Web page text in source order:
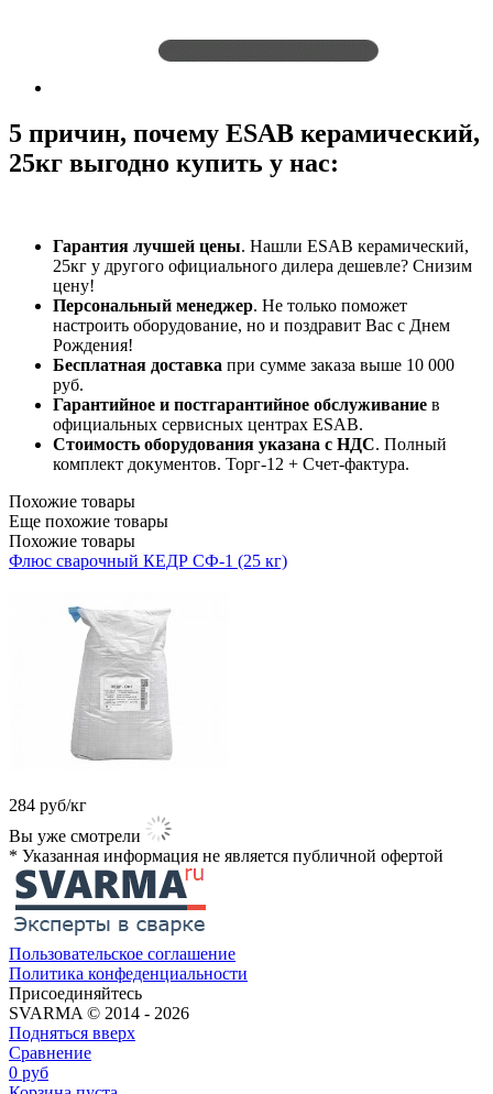
5 причин, почему ESAB керамический,
25кг выгодно купить у нас:
Гарантия лучшей цены. Нашли ESAB керамический,
25кг у другого официального дилера дешевле? Снизим
цену!
Персональный менеджер. Не только поможет
настроить оборудование, но и поздравит Вас с Днем
Рождения!
Бесплатная доставка при сумме заказа выше 10 000
руб.
Гарантийное и постгарантийное обслуживание в
официальных сервисных центрах ESAB.
Стоимость оборудования указана с НДС. Полный
комплект документов. Торг-12 + Счет-фактура.​
Похожие товары
Еще похожие товары
Похожие товары
Флюс сварочный КЕДР СФ-1 (25 кг)
284 руб/кг
Вы уже смотрели
* Указанная информация не является публичной офертой​
Пользовательское соглашение
Политика конфеденциальности
Присоединяйтесь
SVARMA © 2014 - 2026
Подняться вверх
Сравнение
0 руб